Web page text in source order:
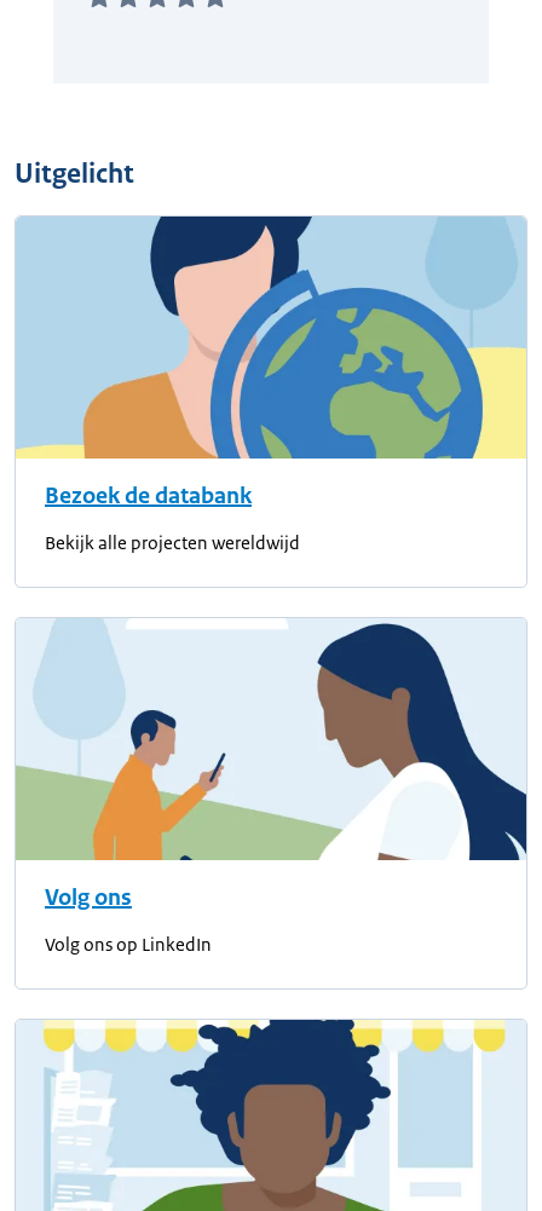
Uitgelicht
Bezoek de databank
Bekijk alle projecten wereldwijd
Volg ons
Volg ons op LinkedIn